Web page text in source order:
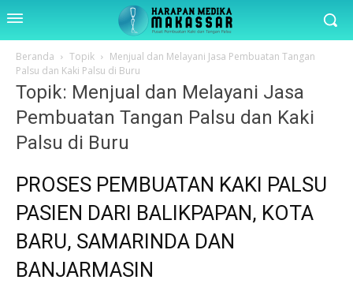
Beranda Topik
Menjual dan Melayani Jasa Pembuatan Tangan
Palsu dan Kaki Palsu di Buru
Topik: Menjual dan Melayani Jasa
Pembuatan Tangan Palsu dan Kaki
Palsu di Buru
PROSES PEMBUATAN KAKI PALSU
PASIEN DARI BALIKPAPAN, KOTA
BARU, SAMARINDA DAN
BANJARMASIN